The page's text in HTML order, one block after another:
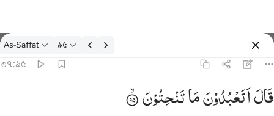
তাফসির: As-Saffat ৩৭:৯৫
As-Saffat ৯৫
৩৭:৯৫
قَالَاَتَعْبُدُوْنَمَاتَنْحِتُوْنَ